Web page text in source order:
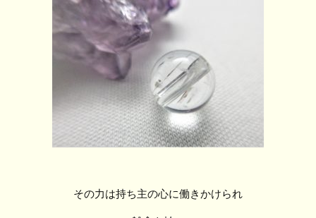
その力は持ち主の心に働きかけられ